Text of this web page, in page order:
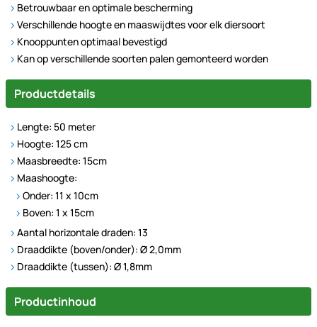
Betrouwbaar en optimale bescherming
Verschillende hoogte en maaswijdtes voor elk diersoort
Knooppunten optimaal bevestigd
Kan op verschillende soorten palen gemonteerd worden
Productdetails
Lengte: 50 meter
Hoogte: 125 cm
Maasbreedte: 15cm
Maashoogte:
Onder: 11 x 10cm
Boven: 1 x 15cm
Aantal horizontale draden: 13
Draaddikte (boven/onder): Ø 2,0mm
Draaddikte (tussen): Ø 1,8mm
Productinhoud